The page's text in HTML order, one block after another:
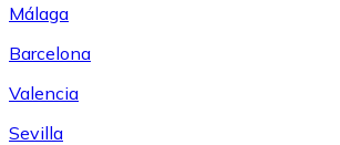
Málaga
Barcelona
Valencia
Sevilla